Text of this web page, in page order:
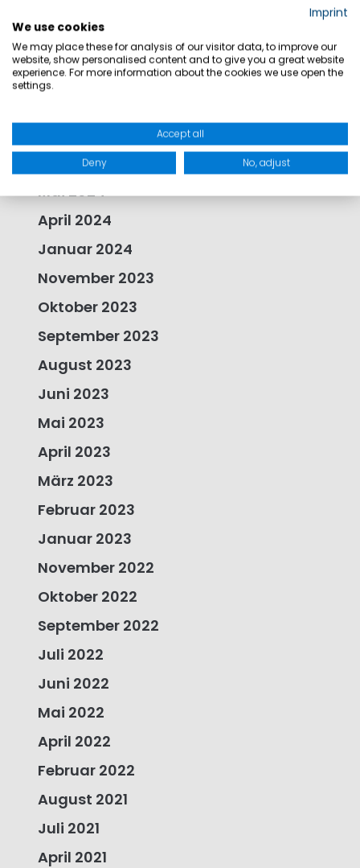
Oktober 2025
August 2025
April 2025
September 2024
Mai 2024
April 2024
Januar 2024
November 2023
Oktober 2023
September 2023
August 2023
Juni 2023
Mai 2023
April 2023
März 2023
Februar 2023
Januar 2023
November 2022
Oktober 2022
September 2022
Juli 2022
Juni 2022
Mai 2022
April 2022
Februar 2022
August 2021
Juli 2021
April 2021
Imprint
We use cookies
We may place these for analysis of our visitor data, to improve our
website, show personalised content and to give you a great website
experience. For more information about the cookies we use open the
settings.
Accept all
Deny No, adjust